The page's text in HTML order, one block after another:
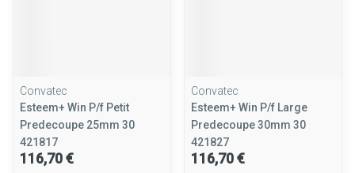
Convatec
Esteem+ Win P/f Petit
Predecoupe 25mm 30
421817
116,70 €
Convatec
Esteem+ Win P/f Large
Predecoupe 30mm 30
421827
116,70 €